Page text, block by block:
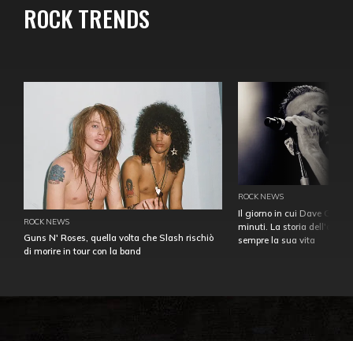
ROCK TRENDS
ROCK NEWS
Guns N' Roses, quella volta che Slash rischiò
di morire in tour con la band
ROCK NEWS
Il giorno in cui Dave
minuti. La storia
sempre la sua vita